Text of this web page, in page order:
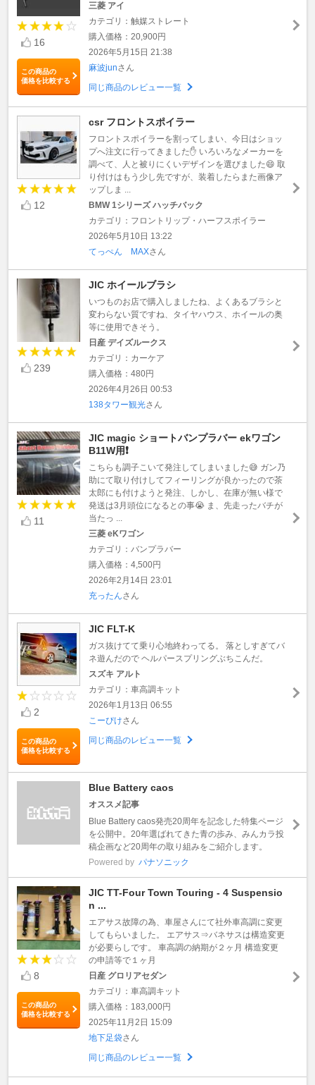
16
この商品の
価格を比較する
三菱 アイ
カテゴリ：触媒ストレート
購入価格：20,900円
2026年5月15日 21:38
麻波junさん
同じ商品のレビュー一覧
12
csr フロントスポイラー
フロントスポイラーを割ってしまい、今日はショッ
プへ注文に行ってきました✋ いろいろなメーカーを
調べて、人と被りにくいデザインを選びました😄 取
り付けはもう少し先ですが、装着したらまた画像ア
ップしま ...
BMW 1シリーズ ハッチバック
カテゴリ：フロントリップ・ハーフスポイラー
2026年5月10日 13:22
てっぺん MAXさん
239
JIC ホイールブラシ
いつものお店で購入しましたね、よくあるブラシと
変わらない質ですね、タイヤハウス、ホイールの奥
等に使用できそう。
日産 デイズルークス
カテゴリ：カーケア
購入価格：480円
2026年4月26日 00:53
138タワー観光さん
11
JIC magic ショートバンプラバー ekワゴン
B11W用❗
こちらも調子こいて発注してしまいました😅 ガン乃
助にて取り付けしてフィーリングが良かったので茶
太郎にも付けようと発注、しかし、在庫が無い様で
発送は3月頭位になるとの事😭 ま、先走ったバチが
当たっ ...
三菱 eKワゴン
カテゴリ：バンプラバー
購入価格：4,500円
2026年2月14日 23:01
充ったんさん
2
この商品の
価格を比較する
JIC FLT-K
ガス抜けてて乗り心地終わってる。 落としすぎてバ
ネ遊んだので ヘルパースプリングぶちこんだ。
スズキ アルト
カテゴリ：車高調キット
2026年1月13日 06:55
こーぴけさん
同じ商品のレビュー一覧
Blue Battery caos
オススメ記事
Blue Battery caos発売20周年を記念した特集ページ
を公開中。20年選ばれてきた青の歩み、みんカラ投
稿企画など20周年の取り組みをご紹介します。
Powered by パナソニック
8
この商品の
価格を比較する
JIC TT-Four Town Touring - 4 Suspensio
n ...
エアサス故障の為、車屋さんにて社外車高調に変更
してもらいました。 エアサス⇒バネサスは構造変更
が必要らしです。 車高調の納期が２ヶ月 構造変更
の申請等で１ヶ月
日産 グロリアセダン
カテゴリ：車高調キット
購入価格：183,000円
2025年11月2日 15:09
地下足袋さん
同じ商品のレビュー一覧